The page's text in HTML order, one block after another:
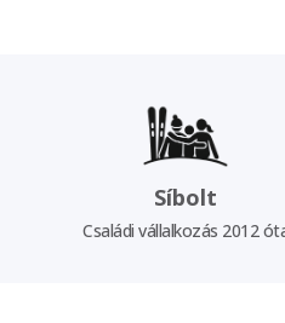
Síbolt
Családi vállalkozás 2012